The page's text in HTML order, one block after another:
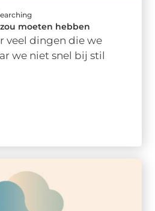
moeten hebben
veel dingen die we
we niet snel bij stil